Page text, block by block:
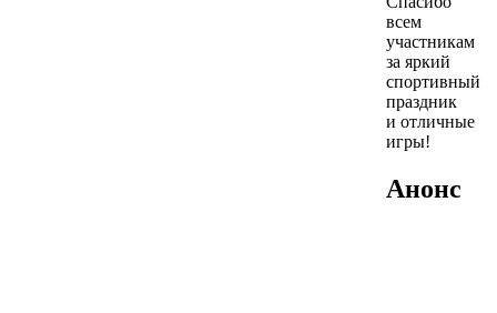
всем
участникам
за яркий
спортивный
праздник
и отличные
игры!
Анонс